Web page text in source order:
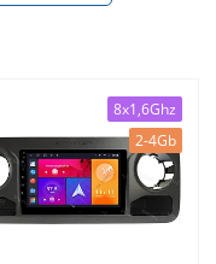
8x1,6Ghz
2-4Gb